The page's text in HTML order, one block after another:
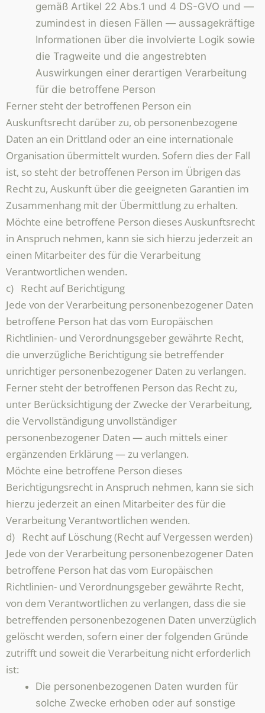
gemäß Artikel 22 Abs.1 und 4 DS-GVO und —
zumindest in diesen Fällen — aussagekräftige
Informationen über die involvierte Logik sowie
die Tragweite und die angestrebten
Auswirkungen einer derartigen Verarbeitung
für die betroffene Person
Ferner steht der betroffenen Person ein
Auskunftsrecht darüber zu, ob personenbezogene
Daten an ein Drittland oder an eine internationale
Organisation übermittelt wurden. Sofern dies der Fall
ist, so steht der betroffenen Person im Übrigen das
Recht zu, Auskunft über die geeigneten Garantien im
Zusammenhang mit der Übermittlung zu erhalten.
Möchte eine betroffene Person dieses Auskunftsrecht
in Anspruch nehmen, kann sie sich hierzu jederzeit an
einen Mitarbeiter des für die Verarbeitung
Verantwortlichen wenden.
c) Recht auf Berichtigung
Jede von der Verarbeitung personenbezogener Daten
betroffene Person hat das vom Europäischen
Richtlinien- und Verordnungsgeber gewährte Recht,
die unverzügliche Berichtigung sie betreffender
unrichtiger personenbezogener Daten zu verlangen.
Ferner steht der betroffenen Person das Recht zu,
unter Berücksichtigung der Zwecke der Verarbeitung,
die Vervollständigung unvollständiger
personenbezogener Daten — auch mittels einer
ergänzenden Erklärung — zu verlangen.
Möchte eine betroffene Person dieses
Berichtigungsrecht in Anspruch nehmen, kann sie sich
hierzu jederzeit an einen Mitarbeiter des für die
Verarbeitung Verantwortlichen wenden.
d) Recht auf Löschung (Recht auf Vergessen werden)
Jede von der Verarbeitung personenbezogener Daten
betroffene Person hat das vom Europäischen
Richtlinien- und Verordnungsgeber gewährte Recht,
von dem Verantwortlichen zu verlangen, dass die sie
betreffenden personenbezogenen Daten unverzüglich
gelöscht werden, sofern einer der folgenden Gründe
zutrifft und soweit die Verarbeitung nicht erforderlich
ist:
Die personenbezogenen Daten wurden für
solche Zwecke erhoben oder auf sonstige